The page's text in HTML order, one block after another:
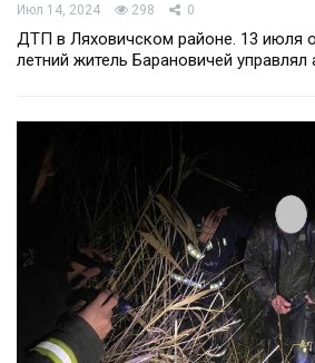
Июл 14, 2024 298 0
ДТП в Ляховичском районе. 13 июля
летний житель Барановичей